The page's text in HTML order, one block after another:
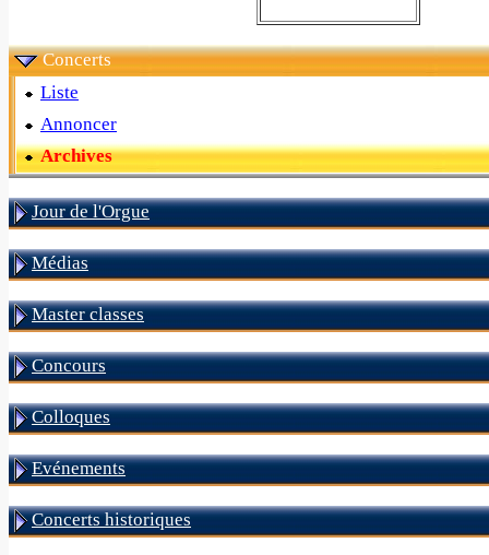
Concerts
Liste
Annoncer
Archives
Jour de l'Orgue
Médias
Master classes
Concours
Colloques
Evénements
Concerts historiques